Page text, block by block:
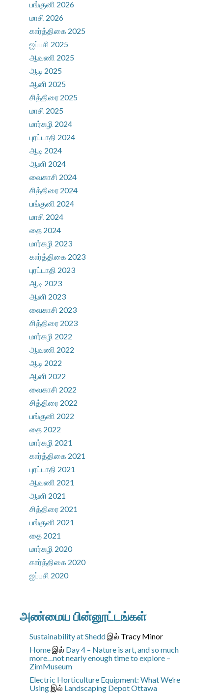
பங்குனி 2026
மாசி 2026
கார்த்திகை 2025
ஐப்பசி 2025
ஆவணி 2025
ஆடி 2025
ஆனி 2025
சித்திரை 2025
மாசி 2025
மார்கழி 2024
புரட்டாதி 2024
ஆடி 2024
ஆனி 2024
வைகாசி 2024
சித்திரை 2024
பங்குனி 2024
மாசி 2024
தை 2024
மார்கழி 2023
கார்த்திகை 2023
புரட்டாதி 2023
ஆடி 2023
ஆனி 2023
வைகாசி 2023
சித்திரை 2023
மார்கழி 2022
ஆவணி 2022
ஆடி 2022
ஆனி 2022
வைகாசி 2022
சித்திரை 2022
பங்குனி 2022
தை 2022
மார்கழி 2021
கார்த்திகை 2021
புரட்டாதி 2021
ஆவணி 2021
ஆனி 2021
சித்திரை 2021
பங்குனி 2021
தை 2021
மார்கழி 2020
கார்த்திகை 2020
ஐப்பசி 2020
அண்மைய பின்னூட்டங்கள்
Sustainability at Shedd இல் Tracy Minor
Home இல் Day 4 – Nature is art, and so much
more…not nearly enough time to explore –
ZimMuseum
Electric Horticulture Equipment: What We’re
Using இல் Landscaping Depot Ottawa